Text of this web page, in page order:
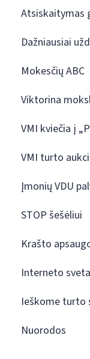
Atsiskaitymas
Dažniausiai
Mokesčių ABC
Viktorina
VMI kviečia į
VMI turto
Įmonių VDU
STOP šešėliui
Krašto
Interneto
Ieškome turto
Nuorodos